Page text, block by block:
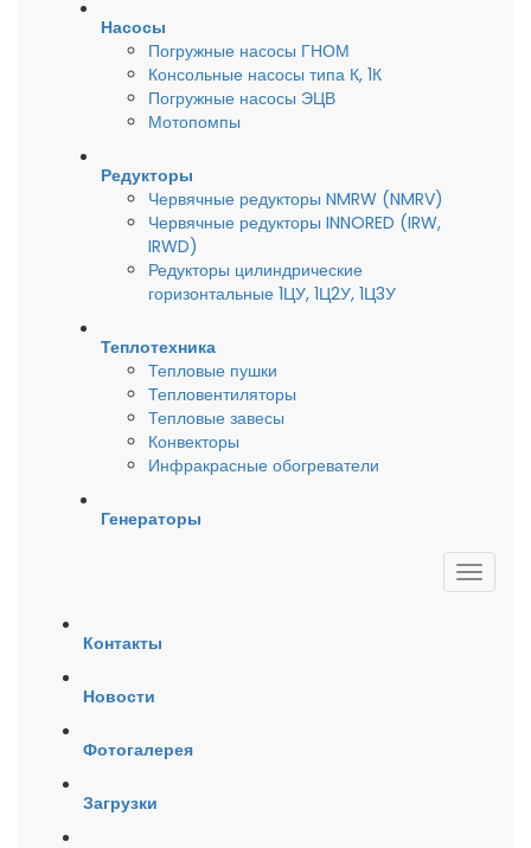
Насосы
Погружные насосы ГНОМ
Консольные насосы типа К, 1К
Погружные насосы ЭЦВ
Мотопомпы
Редукторы
Червячные редукторы NMRW (NMRV)
Червячные редукторы INNORED (IRW,
IRWD)
Редукторы цилиндрические
горизонтальные 1ЦУ, 1Ц2У, 1Ц3У
Теплотехника
Тепловые пушки
Тепловентиляторы
Тепловые завесы
Конвекторы
Инфракрасные обогреватели
Генераторы
Контакты
Новости
Фотогалерея
Загрузки